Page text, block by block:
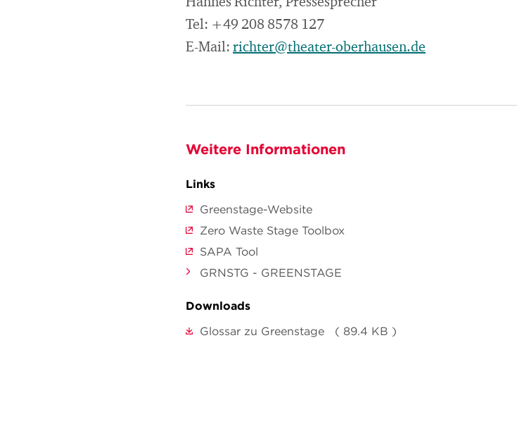
Hannes Richter, Pressesprecher
Tel: +49 208 8578 127
E-Mail: richter@theater-oberhausen.de
Weitere Informationen
Links
Greenstage-Website
Zero Waste Stage Toolbox
SAPA Tool
GRNSTG - GREENSTAGE
Downloads
Glossar zu Greenstage ( 89.4 KB )